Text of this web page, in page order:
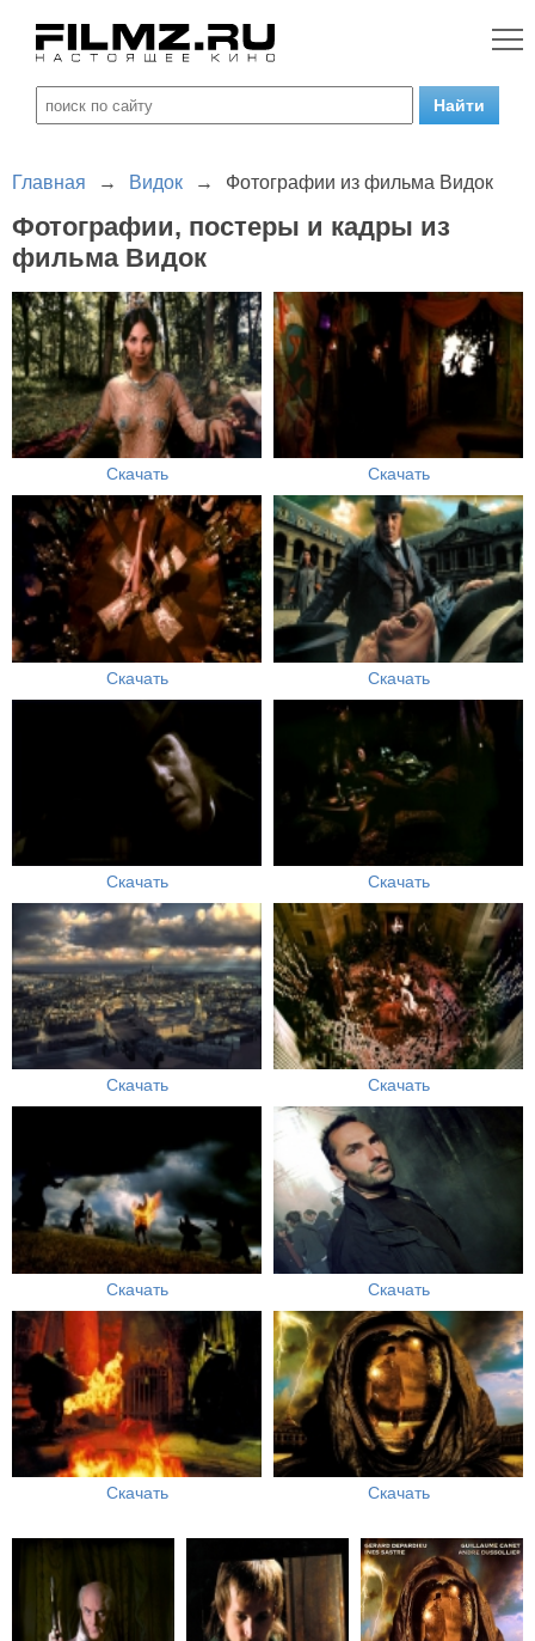
Главная → Видок → Фотографии из фильма Видок
Фотографии, постеры и кадры из
фильма Видок
Скачать Скачать
Скачать Скачать
Скачать Скачать
Скачать Скачать
Скачать Скачать
Скачать Скачать